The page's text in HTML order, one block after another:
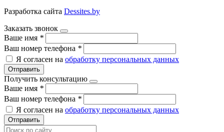
Разработка сайта Dessites.by
Заказать звонок
Ваше имя *
Ваш номер телефона *
Я согласен на обработку персональных данных
Отправить
Получить консультацию
Ваше имя *
Ваш номер телефона *
Я согласен на обработку персональных данных
Отправить